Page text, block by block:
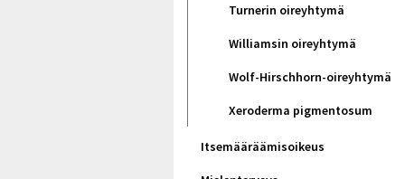
Turnerin oireyhtymä
Williamsin oireyhtymä
Wolf-Hirschhorn-oireyhtymä
Xeroderma pigmentosum
Itsemääräämisoikeus